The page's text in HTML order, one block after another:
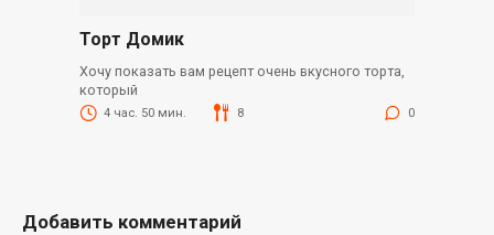
Торт Домик
Хочу показать вам рецепт очень вкусного торта,
который
4 час. 50 мин. 8 0
Добавить комментарий